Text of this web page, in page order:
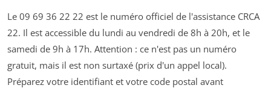
Le 09 69 36 22 22 est le numéro officiel de l'assistance CRCA
22. Il est accessible du lundi au vendredi de 8h à 20h, et le
samedi de 9h à 17h. Attention : ce n'est pas un numéro
gratuit, mais il est non surtaxé (prix d'un appel local).
Préparez votre identifiant et votre code postal avant